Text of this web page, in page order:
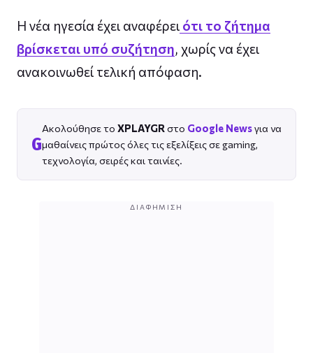
Η νέα ηγεσία έχει αναφέρει ότι το ζήτημα
βρίσκεται υπό συζήτηση, χωρίς να έχει
ανακοινωθεί τελική απόφαση.
G
Ακολούθησε το XPLAYGR στο Google Newsγια να
μαθαίνεις πρώτος όλες τις εξελίξεις σε gaming,
τεχνολογία, σειρές και ταινίες.
ΔΙΑΦΉΜΙΣΗ